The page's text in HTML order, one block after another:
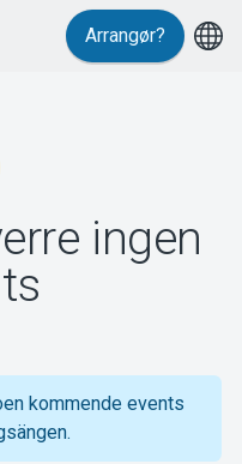
Arrangør?
ingen
kommende events